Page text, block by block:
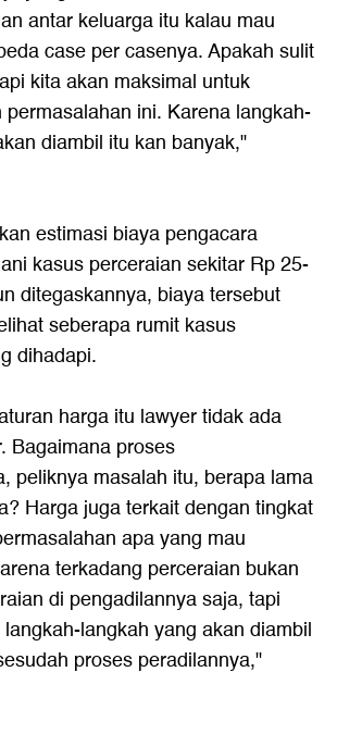
antar keluarga itu kalau mau
case per casenya. Apakah sulit
kita akan maksimal untuk
ini. Karena langkah-
diambil itu kan banyak,"
estimasi biaya pengacara
kasus perceraian sekitar Rp 25-
ditegaskannya, biaya tersebut
seberapa rumit kasus
dihadapi.
harga itu lawyer tidak ada
Bagaimana proses
peliknya masalah itu, berapa lama
Harga juga terkait dengan tingkat
apa yang mau
terkadang perceraian bukan
di pengadilannya saja, tapi
langkah yang akan diambil
proses peradilannya,"